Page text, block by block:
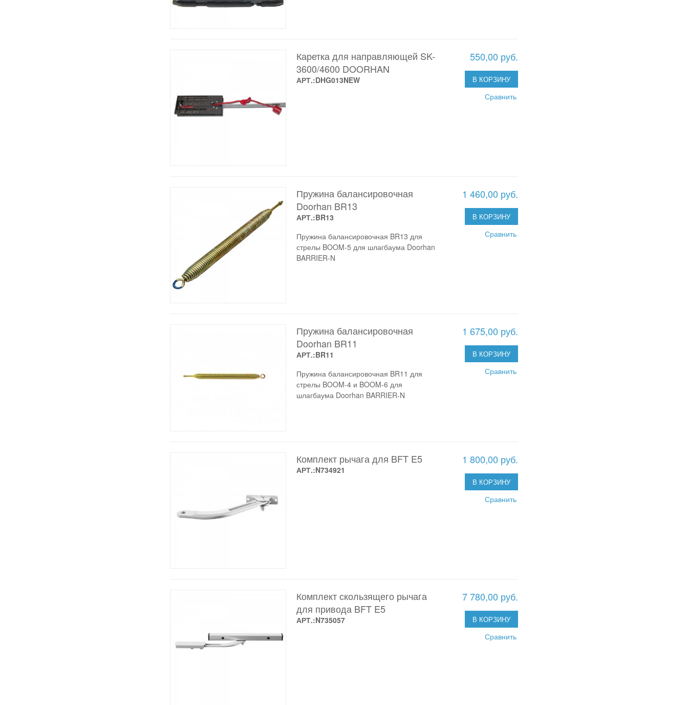
Каретка для направляющей SK-
3600/4600 DOORHAN
АРТ.:DHG013NEW
550,00 руб.
В КОРЗИНУ
Сравнить
Пружина балансировочная
Doorhan BR13
АРТ.:BR13
1 460,00 руб.
В КОРЗИНУ
Сравнить
Пружина балансировочная BR13 для
стрелы BOOM-5 для шлагбаума Doorhan
BARRIER-N
Пружина балансировочная
Doorhan BR11
АРТ.:BR11
1 675,00 руб.
В КОРЗИНУ
Сравнить
Пружина балансировочная BR11 для
стрелы BOOM-4 и BOOM-6 для
шлагбаума Doorhan BARRIER-N
Комплект рычага для BFT E5
АРТ.:N734921
1 800,00 руб.
В КОРЗИНУ
Сравнить
Комплект скользящего рычага
для привода BFT E5
АРТ.:N735057
7 780,00 руб.
В КОРЗИНУ
Сравнить